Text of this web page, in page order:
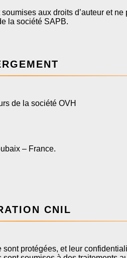
aux droits d’auteur et ne
la société SAPB.
de la société OVH
– France.
CNIL
sont protégées, et leur